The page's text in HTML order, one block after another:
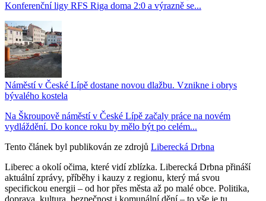
Konferenční ligy RFS Riga doma 2:0 a výrazně se...
Náměstí v České Lípě dostane novou dlažbu. Vznikne i obrys
bývalého kostela
Na Škroupově náměstí v České Lípě začaly práce na novém
vydláždění. Do konce roku by mělo být po celém...
Tento článek byl publikován ze zdrojů Liberecká Drbna
Liberec a okolí očima, které vidí zblízka. Liberecká Drbna přináší
aktuální zprávy, příběhy i kauzy z regionu, který má svou
specifickou energii – od hor přes města až po malé obce. Politika,
doprava, kultura, bezpečnost i komunální dění – to vše je tu